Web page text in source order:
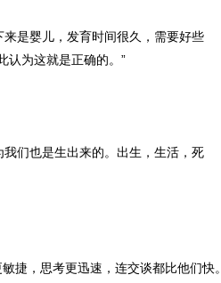
是婴儿，发育时间很久，需要好些
认为这就是正确的。”
们也是生出来的。出生，生活，死
，思考更迅速，连交谈都比他们快。